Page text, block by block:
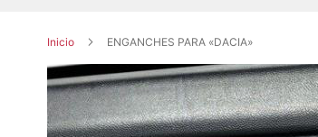
Inicio ENGANCHES PARA «DACIA»